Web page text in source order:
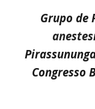
Grupo de
Congresso